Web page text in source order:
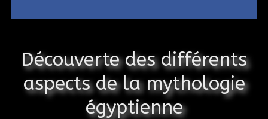
Découverte des différents
aspects de la mythologie
égyptienne